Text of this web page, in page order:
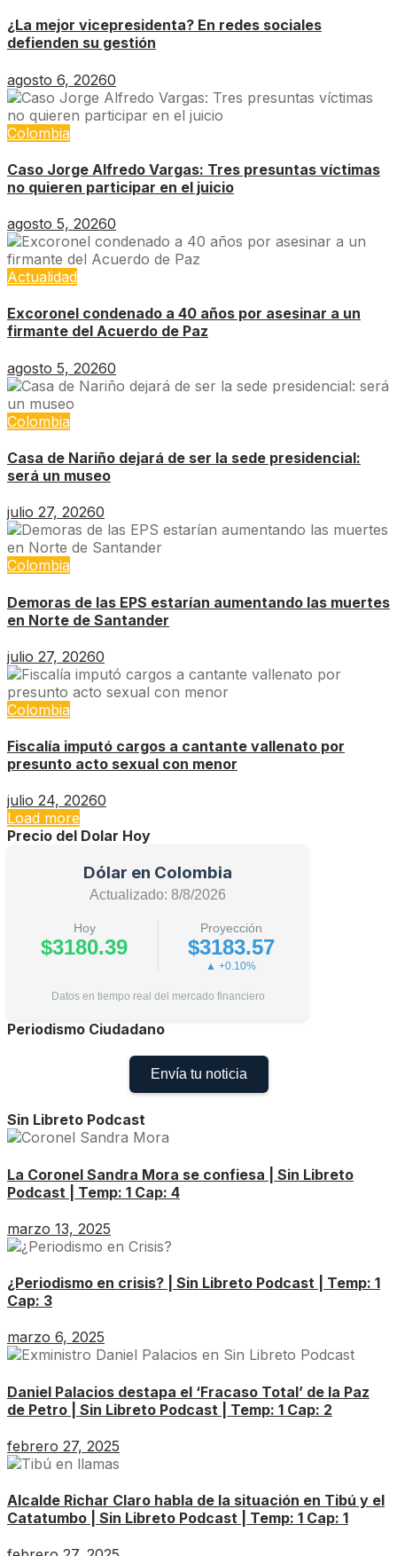
¿La mejor vicepresidenta? En redes sociales
defienden su gestión
agosto 6, 20260
Colombia
Caso Jorge Alfredo Vargas: Tres presuntas víctimas
no quieren participar en el juicio
agosto 5, 20260
Actualidad
Excoronel condenado a 40 años por asesinar a un
firmante del Acuerdo de Paz
agosto 5, 20260
Colombia
Casa de Nariño dejará de ser la sede presidencial:
será un museo
julio 27, 20260
Colombia
Demoras de las EPS estarían aumentando las muertes
en Norte de Santander
julio 27, 20260
Colombia
Fiscalía imputó cargos a cantante vallenato por
presunto acto sexual con menor
julio 24, 20260
Load more
Precio del Dolar Hoy
Dólar en Colombia
Actualizado: 8/8/2026
Hoy
$3180.39
Proyección
$3183.57
▲ +0.10%
Datos en tiempo real del mercado financiero
Periodismo Ciudadano
Envía tu noticia
Sin Libreto Podcast
La Coronel Sandra Mora se confiesa | Sin Libreto
Podcast | Temp: 1 Cap: 4
marzo 13, 2025
¿Periodismo en crisis? | Sin Libreto Podcast | Temp: 1
Cap: 3
marzo 6, 2025
Daniel Palacios destapa el ‘Fracaso Total’ de la Paz
de Petro | Sin Libreto Podcast | Temp: 1 Cap: 2
febrero 27, 2025
Alcalde Richar Claro habla de la situación en Tibú y el
Catatumbo | Sin Libreto Podcast | Temp: 1 Cap: 1